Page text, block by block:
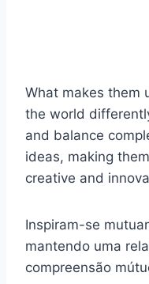
What makes them
the world
and balance
ideas, making
creative and
Inspiram-se
mantendo uma
compreensão